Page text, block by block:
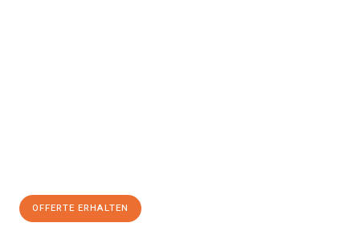
OFFERTE ERHALTEN